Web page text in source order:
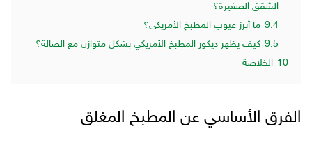
الشقق الصغيرة؟
9.4 ما أبرز عيوب المطبخ الأمريكي؟
9.5 كيف يظهر ديكور المطبخ الأمريكي بشكل متوازن مع الصالة؟
10 الخلاصة
الفرق الأساسي عن المطبخ المغلق